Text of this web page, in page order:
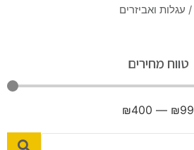
/ עגלות ואביזרים
טווח מחירים
₪99
—
₪400